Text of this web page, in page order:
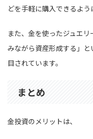
どを手軽に購入できるよう
また、金を使ったジュエ
みながら資産形成する」
目されています。
まとめ
金投資のメリットは、